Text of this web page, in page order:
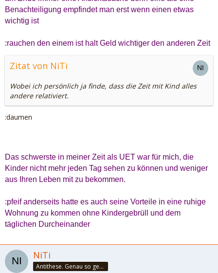
Benachteiligung empfindet man erst wenn einen etwas
wichtig ist
:rauchen den einem ist halt Geld wichtiger den anderen Zeit
Zitat von NiTi
Wobei ich persönlich ja finde, dass die Zeit mit Kind alles
andere relativiert.
:daumen
Das schwerste in meiner Zeit als UET war für mich, die
Kinder nicht mehr jeden Tag sehen zu können und weniger
aus Ihren Leben mit zu bekommen.
:pfeif anderseits hatte es auch seine Vorteile in eine ruhige
Wohnung zu kommen ohne Kindergebrüll und dem
täglichen Durcheinander
NiTi
Antithese. Genau so geht das. Und halbier dir doch mal!